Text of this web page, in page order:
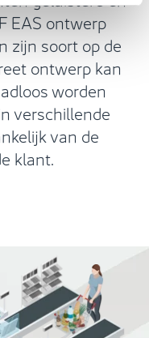
EAS ontwerp
zijn soort op de
ontwerp kan
worden
verschillende
van de
klant.